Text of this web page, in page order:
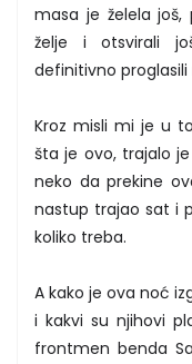
masa je želela
želje i otsvirali
definitivno proglasili
Kroz misli mi je u
šta je ovo, trajalo
neko da prekine
nastup trajao sat i
koliko treba.
A kako je ova noć
i kakvi su njihovi
frontmen benda